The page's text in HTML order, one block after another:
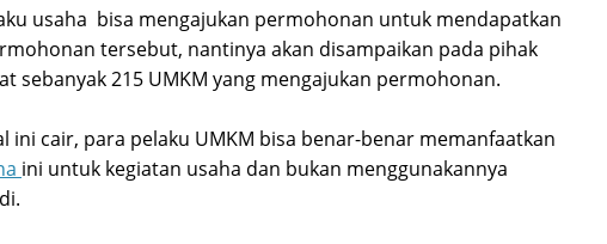
usaha bisa mengajukan permohonan untuk mendapatkan
tersebut, nantinya akan disampaikan pada pihak
sebanyak 215 UMKM yang mengajukan permohonan.
ini cair, para pelaku UMKM bisa benar-benar memanfaatkan
ini untuk kegiatan usaha dan bukan menggunakannya